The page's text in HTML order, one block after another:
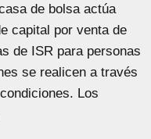
de bolsa actúa
capital por venta de
de ISR para personas
se realicen a través
Los